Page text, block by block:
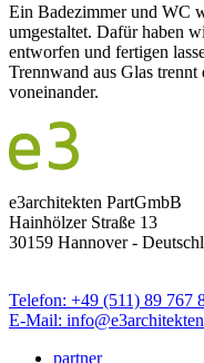
Ein Badezimmer und WC
umgestaltet. Dafür haben
entworfen und fertigen
Trennwand aus Glas
voneinander.
e3architekten PartGmbB
Hainhölzer Straße 13
30159 Hannover -
Telefon: +49 (511) 89 767
E-Mail:
partner